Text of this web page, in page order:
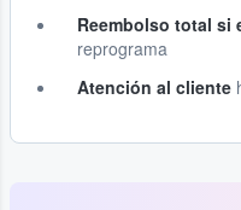
Reembolso total si
reprograma
Atención al cliente